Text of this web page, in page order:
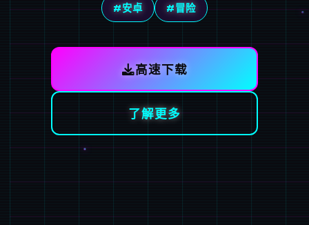
#安卓 #冒险
高速下载
了解更多